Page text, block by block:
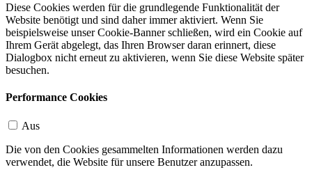
Diese Cookies werden für die grundlegende Funktionalität der
Website benötigt und sind daher immer aktiviert. Wenn Sie
beispielsweise unser Cookie-Banner schließen, wird ein Cookie auf
Ihrem Gerät abgelegt, das Ihren Browser daran erinnert, diese
Dialogbox nicht erneut zu aktivieren, wenn Sie diese Website später
besuchen.
Performance Cookies
Aus
Die von den Cookies gesammelten Informationen werden dazu
verwendet, die Website für unsere Benutzer anzupassen.